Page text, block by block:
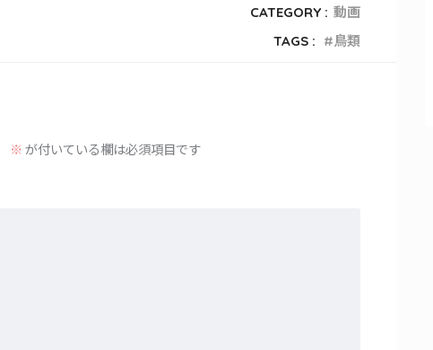
CATEGORY : 動画
TAGS :
鳥類
※が付いている欄は必須項目です